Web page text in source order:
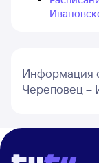
Информация
Череповец –